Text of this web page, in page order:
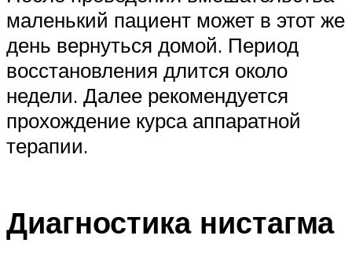
маленький пациент может в этот же
день вернуться домой. Период
восстановления длится около
недели. Далее рекомендуется
прохождение курса аппаратной
терапии.
Диагностика нистагма